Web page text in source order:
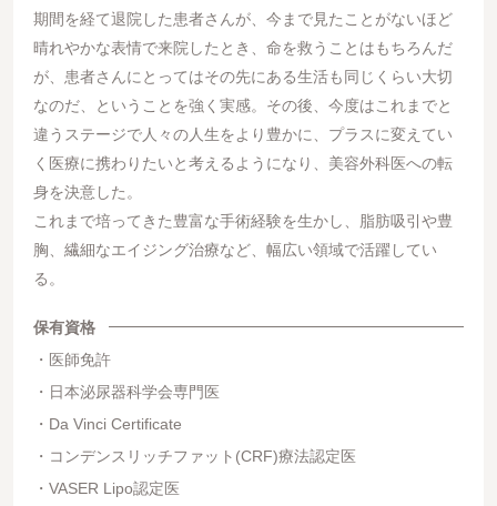
期間を経て退院した患者さんが、今まで見たことがないほど
晴れやかな表情で来院したとき、命を救うことはもちろんだ
が、患者さんにとってはその先にある生活も同じくらい大切
なのだ、ということを強く実感。その後、今度はこれまでと
違うステージで人々の人生をより豊かに、プラスに変えてい
く医療に携わりたいと考えるようになり、美容外科医への転
身を決意した。
これまで培ってきた豊富な手術経験を生かし、脂肪吸引や豊
胸、繊細なエイジング治療など、幅広い領域で活躍してい
る。
保有資格
医師免許
日本泌尿器科学会専門医
Da Vinci Certificate
コンデンスリッチファット(CRF)療法認定医
VASER Lipo認定医